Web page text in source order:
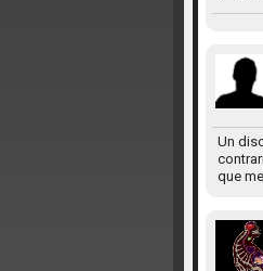
Un
que